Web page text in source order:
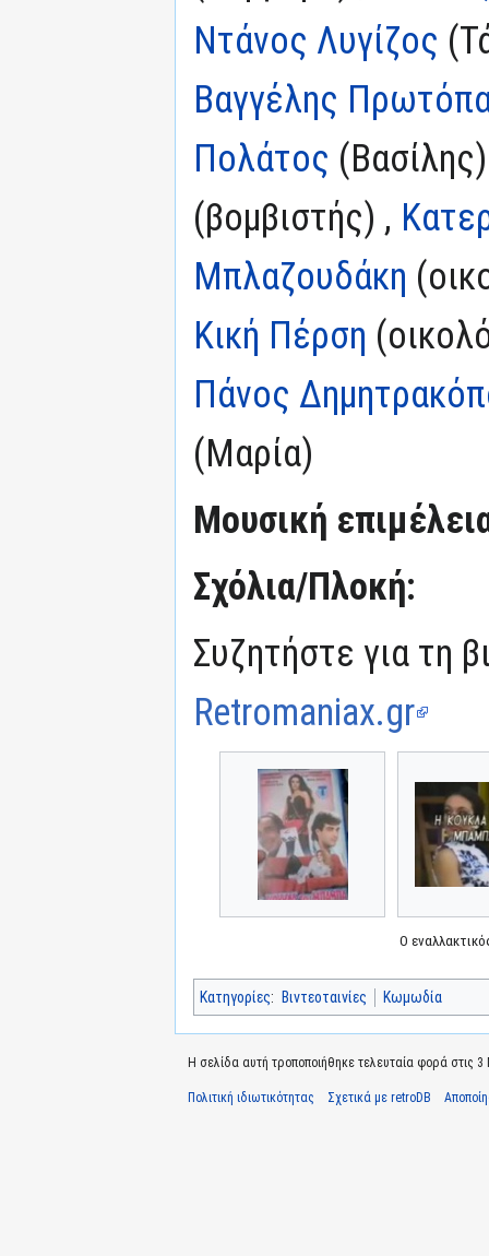
Ντάνος Λυγίζος
Βαγγέλης
Πολάτος
(βομβιστής) ,
Μπλαζουδάκη
Κική Πέρση
Πάνος
(Μαρία)
Μουσική
Σχόλια/Πλοκή:
Συζητήστε για τη
Retromaniax.gr
Ο
Κατηγορίες: Βιντεοταινίες Κωμωδία
Η σελίδα αυτή τροποποιήθηκε τελευταία φορά στις 3
Πολιτική ιδιωτικότητας Σχετικά με retroDB